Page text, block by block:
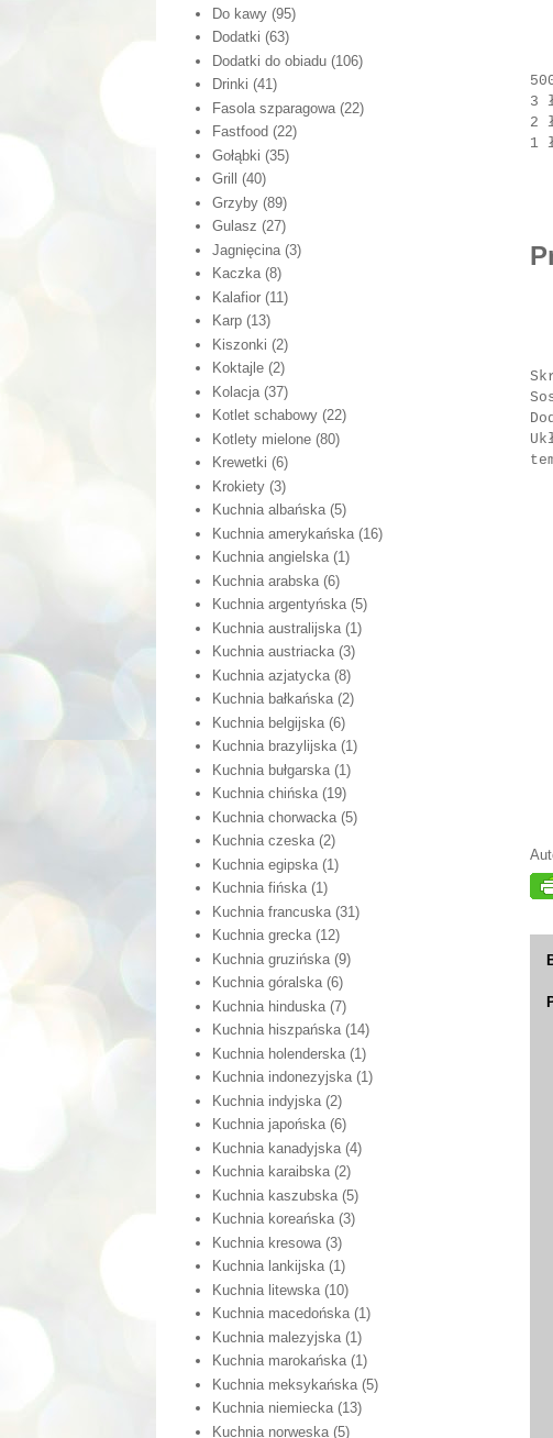
3
2
1
Do kawy (95)
Dodatki (63)
Dodatki do obiadu (106)
Drinki (41)
Fasola szparagowa (22)
Fastfood (22)
Gołąbki (35)
Grill
(40)
Grzyby (89)
Gulasz (27)
Jagnięcina (3)
Kaczka (8)
Kalafior (11)
Karp (13)
Kiszonki (2)
Koktajle (2)
Kolacja (37)
Kotlet schabowy (22)
Kotlety mielone (80)
Krewetki (6)
Krokiety (3)
Kuchnia albańska (5)
Kuchnia amerykańska (16)
Kuchnia angielska (1)
Kuchnia arabska (6)
Kuchnia argentyńska (5)
Kuchnia australijska (1)
Kuchnia austriacka (3)
Kuchnia azjatycka (8)
Kuchnia bałkańska (2)
Kuchnia belgijska (6)
Kuchnia brazylijska (1)
Kuchnia bułgarska (1)
Kuchnia chińska (19)
Kuchnia chorwacka (5)
Kuchnia czeska (2)
Kuchnia egipska (1)
Kuchnia fińska (1)
Kuchnia francuska (31)
Kuchnia grecka (12)
Kuchnia gruzińska (9)
Kuchnia góralska (6)
Kuchnia hinduska (7)
Kuchnia hiszpańska (14)
Kuchnia holenderska (1)
Kuchnia indonezyjska (1)
Kuchnia indyjska (2)
Kuchnia japońska (6)
Kuchnia kanadyjska (4)
Kuchnia karaibska (2)
Kuchnia kaszubska (5)
Kuchnia koreańska (3)
Kuchnia kresowa (3)
Kuchnia lankijska (1)
Kuchnia litewska (10)
Kuchnia macedońska (1)
Kuchnia malezyjska (1)
Kuchnia marokańska (1)
Kuchnia meksykańska (5)
Kuchnia niemiecka (13)
Kuchnia norweska (5)